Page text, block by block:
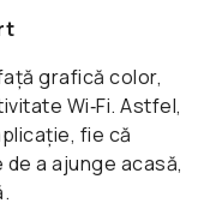
grafică color,
Wi‑Fi. Astfel,
fie că
a ajunge acasă,